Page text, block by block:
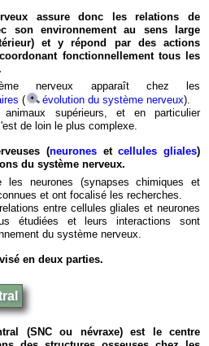
assure donc les relations de
son environnement au sens large
et y répond par des actions
fonctionnellement tous les
nerveux apparaît chez les
( évolution du système nerveux).
supérieurs, et en particulier
de loin le plus complexe.
(neuronesetcellules gliales)
du système nerveux.
les neurones (synapses chimiques et
et ont focalisé les recherches.
entre cellules gliales et neurones
étudiées et leurs interactions sont
du système nerveux.
en deux parties.
(SNC ou névraxe) est le centre